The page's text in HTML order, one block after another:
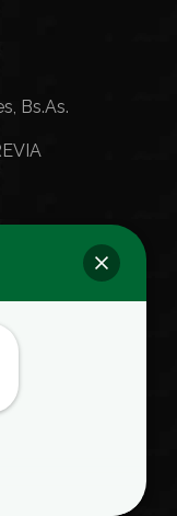
Bs.As.​